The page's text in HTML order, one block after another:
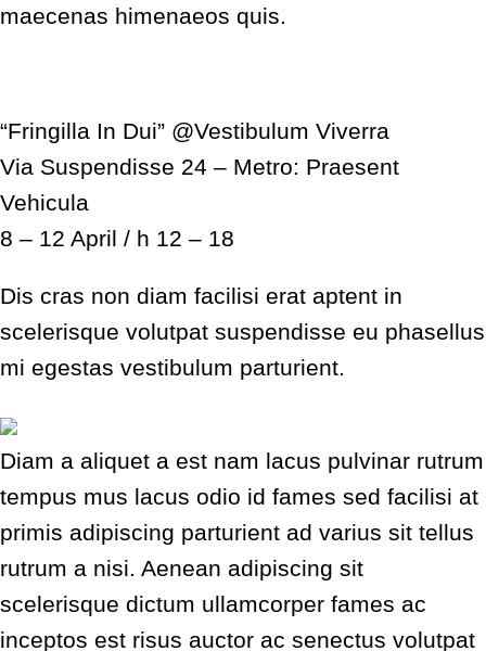
maecenas himenaeos quis.
“Fringilla In Dui” @Vestibulum Viverra
Via Suspendisse 24 – Metro: Praesent
Vehicula
8 – 12 April / h 12 – 18
Dis cras non diam facilisi erat aptent in
scelerisque volutpat suspendisse eu phasellus
mi egestas vestibulum parturient.
Diam a aliquet a est nam lacus pulvinar rutrum
tempus mus lacus odio id fames sed facilisi at
primis adipiscing parturient ad varius sit tellus
rutrum a nisi. Aenean adipiscing sit
scelerisque dictum ullamcorper fames ac
inceptos est risus auctor ac senectus volutpat